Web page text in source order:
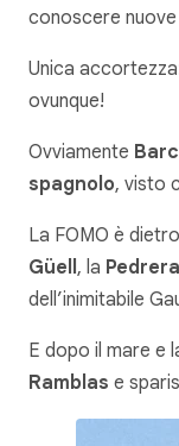
conoscere
Unica
ovunque!
Ovviamente
spagnolo, visto
La FOMO è
Güell, la Pedrera
dell’inimitabile
E dopo il mare e
Ramblas e